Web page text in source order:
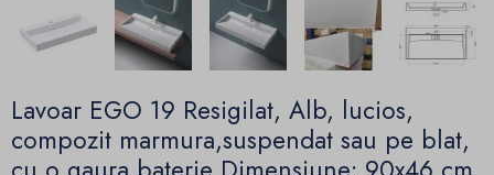
Lavoar EGO 19 Resigilat, Alb, lucios,
compozit marmura,suspendat sau pe blat,